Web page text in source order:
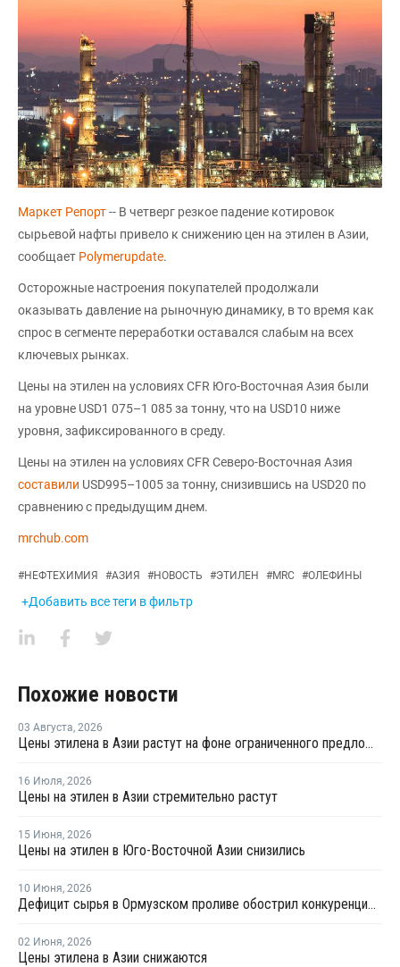
Маркет Репорт-- В четверг резкое падение котировок
сырьевой нафты привело к снижению цен на этилен в Азии,
сообщает Polymerupdate.
Осторожные настроения покупателей продолжали
оказывать давление на рыночную динамику, в то время как
спрос в сегменте переработки оставался слабым на всех
ключевых рынках.
Цены на этилен на условиях CFR Юго-Восточная Азия были
на уровне USD1 075–1 085 за тонну, что на USD10 ниже
уровня, зафиксированного в среду.
Цены на этилен на условиях CFR Северо-Восточная Азия
составили USD995–1005 за тонну, снизившись на USD20 по
сравнению с предыдущим днем.
mrchub.com
#НЕФТЕХИМИЯ #АЗИЯ #НОВОСТЬ #ЭТИЛЕН #MRC #ОЛЕФИНЫ
+Добавить все теги в фильтр
Похожие новости
03 Августа, 2026
Цены этилена в Азии растут на фоне ограниченного предложения
16 Июля, 2026
Цены на этилен в Азии стремительно растут
15 Июня, 2026
Цены на этилен в Юго-Восточной Азии снизились
10 Июня, 2026
Дефицит сырья в Ормузском проливе обострил конкуренцию на рынке ПВХ в Азии
02 Июня, 2026
Цены этилена в Азии снижаются